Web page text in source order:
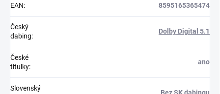
EAN: 8595165365474
Český
dabing:
Dolby Digital 5.1
České
titulky:
ano
Slovenský